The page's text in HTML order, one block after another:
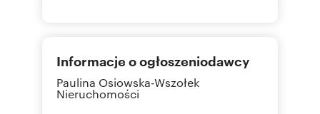
Informacje o ogłoszeniodawcy
Paulina Osiowska-Wszołek
Nieruchomości